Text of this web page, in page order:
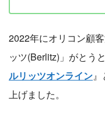
2022年にオリコン顧
ッツ(Berlitz)」がとう
ルリッツオンライン
上げました。